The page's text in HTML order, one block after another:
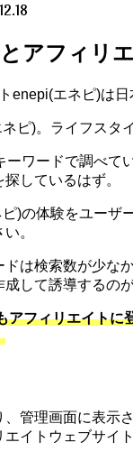
アフィリ
enepi(エネピ)は
ピ)。ライフスタ
ーワードで調べて
しているはず。
)の体験をユーザ
。
は検索数が少な
して誘導するの
アフィリエイトに
、管理画面に表示
イトウェブサイ